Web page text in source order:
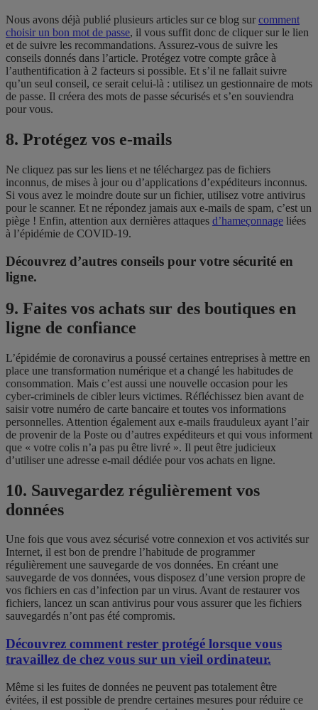
Nous avons déjà publié plusieurs articles sur ce blog sur comment
choisir un bon mot de passe, il vous suffit donc de cliquer sur le lien
et de suivre les recommandations. Assurez-vous de suivre les
conseils donnés dans l’article. Protégez votre compte grâce à
l’authentification à 2 facteurs si possible. Et s’il ne fallait suivre
qu’un seul conseil, ce serait celui-là : utilisez un gestionnaire de mots
de passe. Il créera des mots de passe sécurisés et s’en souviendra
pour vous.
8. Protégez vos e-mails
Ne cliquez pas sur les liens et ne téléchargez pas de fichiers
inconnus, de mises à jour ou d’applications d’expéditeurs inconnus.
Si vous avez le moindre doute sur un fichier, utilisez votre antivirus
pour le scanner. Et ne répondez jamais aux e-mails de spam, c’est un
piège ! Enfin, attention aux dernières attaques d’hameçonnage liées
à l’épidémie de COVID-19.
Découvrez d’autres conseils pour votre sécurité en
ligne.
9. Faites vos achats sur des boutiques en
ligne de confiance
L’épidémie de coronavirus a poussé certaines entreprises à mettre en
place une transformation numérique et a changé les habitudes de
consommation. Mais c’est aussi une nouvelle occasion pour les
cyber-criminels de cibler leurs victimes. Réfléchissez bien avant de
saisir votre numéro de carte bancaire et toutes vos informations
personnelles. Attention également aux e-mails frauduleux ayant l’air
de provenir de la Poste ou d’autres expéditeurs et qui vous informent
que « votre colis n’a pas pu être livré ». Il peut être judicieux
d’utiliser une adresse e-mail dédiée pour vos achats en ligne.
10. Sauvegardez régulièrement vos
données
Une fois que vous avez sécurisé votre connexion et vos activités sur
Internet, il est bon de prendre l’habitude de programmer
régulièrement une sauvegarde de vos données. En créant une
sauvegarde de vos données, vous disposez d’une version propre de
vos fichiers en cas d’infection par un virus. Avant de restaurer vos
fichiers, lancez un scan antivirus pour vous assurer que les fichiers
sauvegardés n’ont pas été compromis.
Découvrez comment rester protégé lorsque vous
travaillez de chez vous sur un vieil ordinateur.
Même si les fuites de données ne peuvent pas totalement être
évitées, il est possible de prendre certaines mesures pour réduire ce